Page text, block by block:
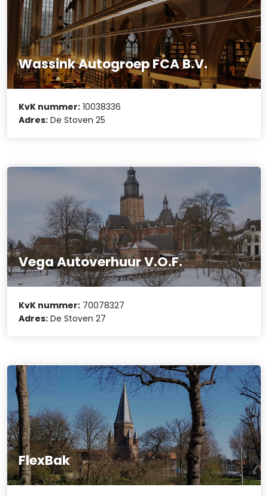
Wassink Autogroep FCA B.V.
KvK nummer: 10038336
Adres: De Stoven 25
Vega Autoverhuur V.O.F.
KvK nummer: 70078327
Adres: De Stoven 27
FlexBak